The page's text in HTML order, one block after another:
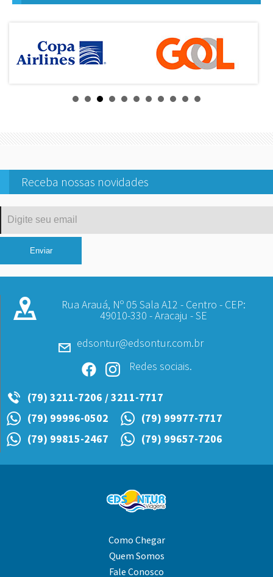
Receba nossas novidades
Rua Arauá, Nº 05 Sala A12 - Centro - CEP:
49010-330 - Aracaju - SE
edsontur@edsontur.com.br
Redes sociais.
(79) 3211-7206 / 3211-7717
(79) 99996-0502
(79) 99977-7717
(79) 99815-2467
(79) 99657-7206
Como Chegar
Quem Somos
Fale Conosco